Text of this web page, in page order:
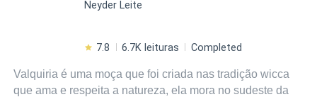
Neyder Leite
7.8 6.7K leituras Completed
Valquiria é uma moça que foi criada nas tradição wicca
que ama e respeita a natureza, ela mora no sudeste da